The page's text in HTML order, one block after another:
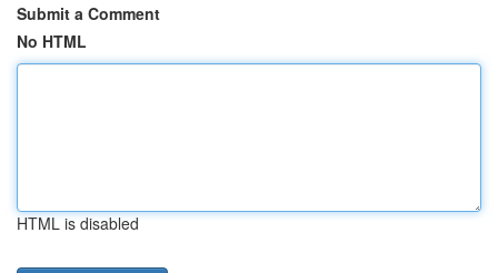
Submit a Comment
No HTML
HTML is disabled